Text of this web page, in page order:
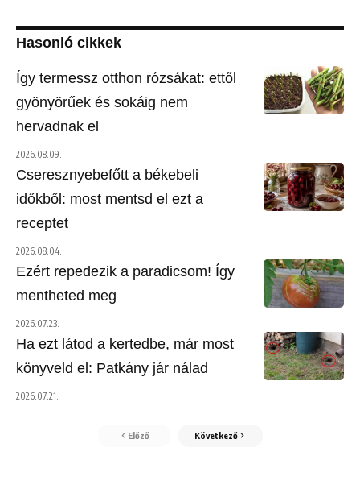
Hasonló cikkek
Így termessz otthon rózsákat: ettől
gyönyörűek és sokáig nem
hervadnak el
2026.08.09.
Cseresznyebefőtt a békebeli
időkből: most mentsd el ezt a
receptet
2026.08.04.
Ezért repedezik a paradicsom! Így
mentheted meg
2026.07.23.
Ha ezt látod a kertedbe, már most
könyveld el: Patkány jár nálad
2026.07.21.
Előző Következő